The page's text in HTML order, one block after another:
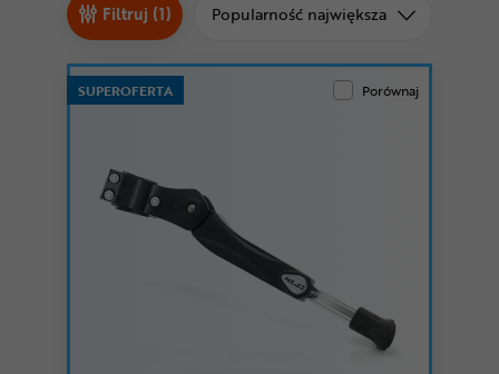
Odżywki
Nowości
Filtruj (1) Sortuj od
Popularność największa
SUPEROFERTA Porównaj